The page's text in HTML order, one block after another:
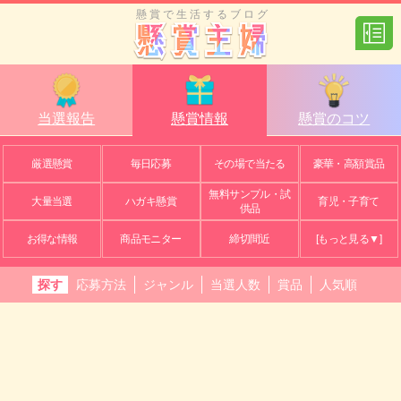
懸賞で生活するブログ
当選報告 懸賞情報 懸賞のコツ
厳選懸賞 毎日応募 その場で当たる 豪華・高額賞品
大量当選 ハガキ懸賞
無料サンプル・試
供品
育児・子育て
お得な情報 商品モニター 締切間近 [もっと見る▼]
探す 応募方法 ジャンル 当選人数 賞品 人気順